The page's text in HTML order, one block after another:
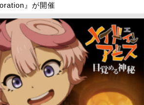
』が開催